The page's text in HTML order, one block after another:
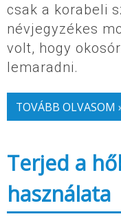
csak a korabeli
névjegyzékes
volt, hogy
lemaradni.
TOVÁBB OLVASOM
Terjed a
használata